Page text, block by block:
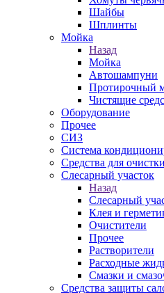
Шайбы
Шплинты
Мойка
Назад
Мойка
Автошампуни
Протирочный
Чистящие
Оборудование
Прочее
СИЗ
Система
Средства для
Слесарный участок
Назад
Слесарный
Клея и
Очистители
Прочее
Растворители
Расходные
Смазки и
Средства защиты